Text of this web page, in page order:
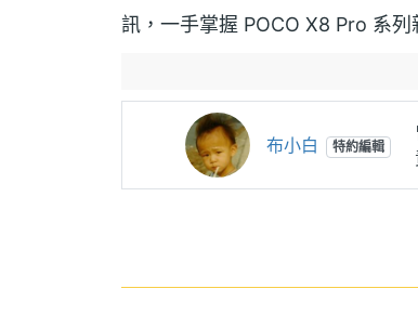
訊，一手掌握 POCO X8 Pro 系列
布小白 特約編輯